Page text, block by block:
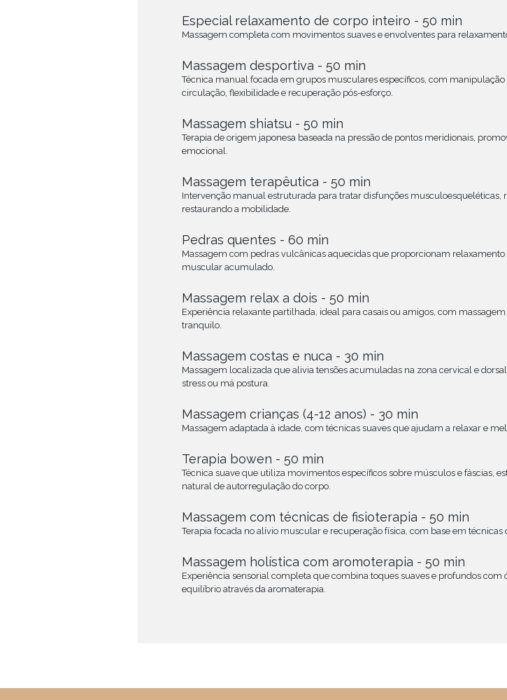
Especial relaxamento de corpo inteiro - 50 min
Massagem completa com movimentos suaves e envolventes para
Massagem desportiva - 50 min
Técnica manual focada em grupos musculares específicos, com
circulação, flexibilidade e recuperação pós-esforço.
Massagem shiatsu - 50 min
Terapia de origem japonesa baseada na pressão de pontos meridionais,
emocional.
Massagem terapêutica - 50 min
Intervenção manual estruturada para tratar disfunções musculoesqueléticas,
restaurando a mobilidade.
Pedras quentes - 60 min
Massagem com pedras vulcânicas aquecidas que proporcionam
muscular acumulado.
Massagem relax a dois - 50 min
Experiência relaxante partilhada, ideal para casais ou amigos, com
tranquilo.
Massagem costas e nuca - 30 min
Massagem localizada que alivia tensões acumuladas na zona cervical e
stress ou má postura.
Massagem crianças (4-12 anos) - 30 min
Massagem adaptada à idade, com técnicas suaves que ajudam a relaxar e
Terapia bowen - 50 min
Técnica suave que utiliza movimentos específicos sobre músculos e fáscias,
natural de autorregulação do corpo.
Massagem com técnicas de fisioterapia - 50 min
Terapia focada no alívio muscular e recuperação física, com base em técnicas
Massagem holística com aromoterapia - 50 min
Experiência sensorial completa que combina toques suaves e profundos com
equilíbrio através da aromaterapia.